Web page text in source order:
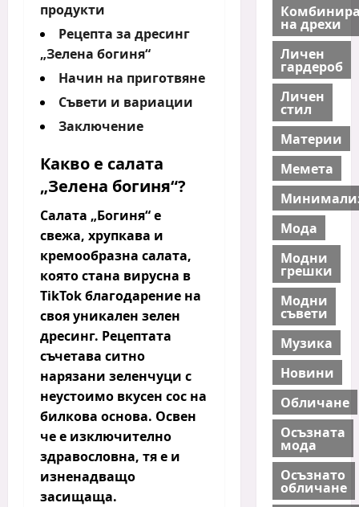
продукти
Рецепта за дресинг
„Зелена богиня“
Начин на приготвяне
Съвети и вариации
Заключение
Какво е салата
„Зелена богиня“?
Салата „Богиня“е
свежа, хрупкава и
кремообразна салата,
която стана вирусна в
TikTok благодарение на
своя уникален зелен
дресинг. Рецептата
съчетава ситно
нарязани зеленчуци с
неустоимо вкусен сос на
билкова основа. Освен
че е изключително
здравословна, тя е и
изненадващо
засищаща.
на дрехи
Личен
гардероб
Личен
стил
Материи
Мемета
Мода
Модни
грешки
Модни
съвети
Музика
Новини
Обличане
Осъзната
мода
Осъзнато
обличане